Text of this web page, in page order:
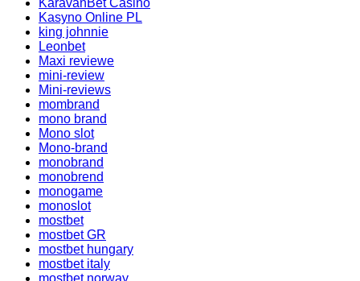
KaravanBet Casino
Kasyno Online PL
king johnnie
Leonbet
Maxi reviewe
mini-review
Mini-reviews
mombrand
mono brand
Mono slot
Mono-brand
monobrand
monobrend
monogame
monoslot
mostbet
mostbet GR
mostbet hungary
mostbet italy